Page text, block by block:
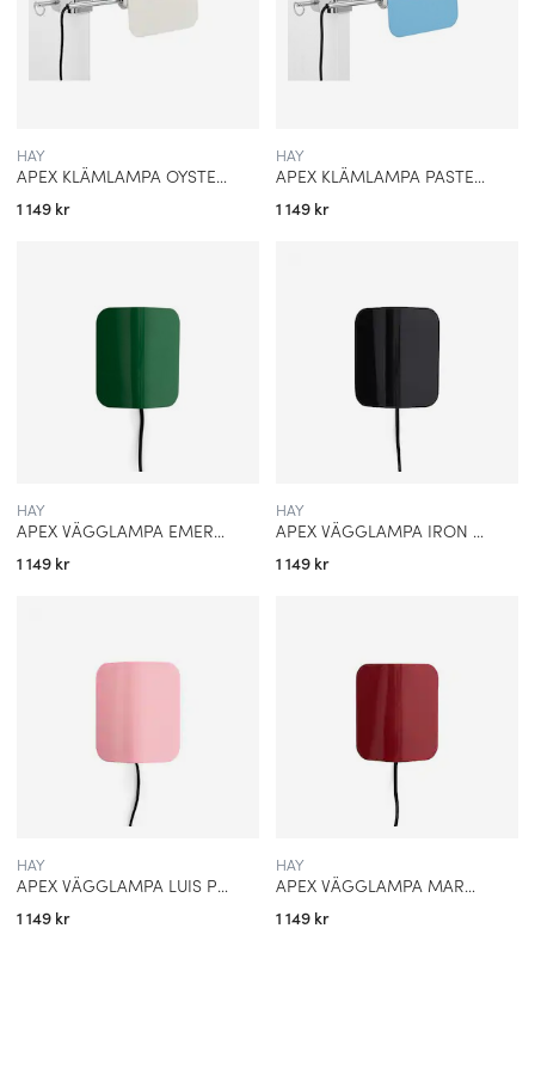
HAY
APEX KLÄMLAMPA OYSTER WHITE
1 149 kr
HAY
APEX KLÄMLAMPA PASTEL BLUE
1 149 kr
HAY
APEX VÄGGLAMPA EMERALD GREEN
1 149 kr
HAY
APEX VÄGGLAMPA IRON BLACK
1 149 kr
HAY
APEX VÄGGLAMPA LUIS PINK
1 149 kr
HAY
APEX VÄGGLAMPA MAROON RED
1 149 kr